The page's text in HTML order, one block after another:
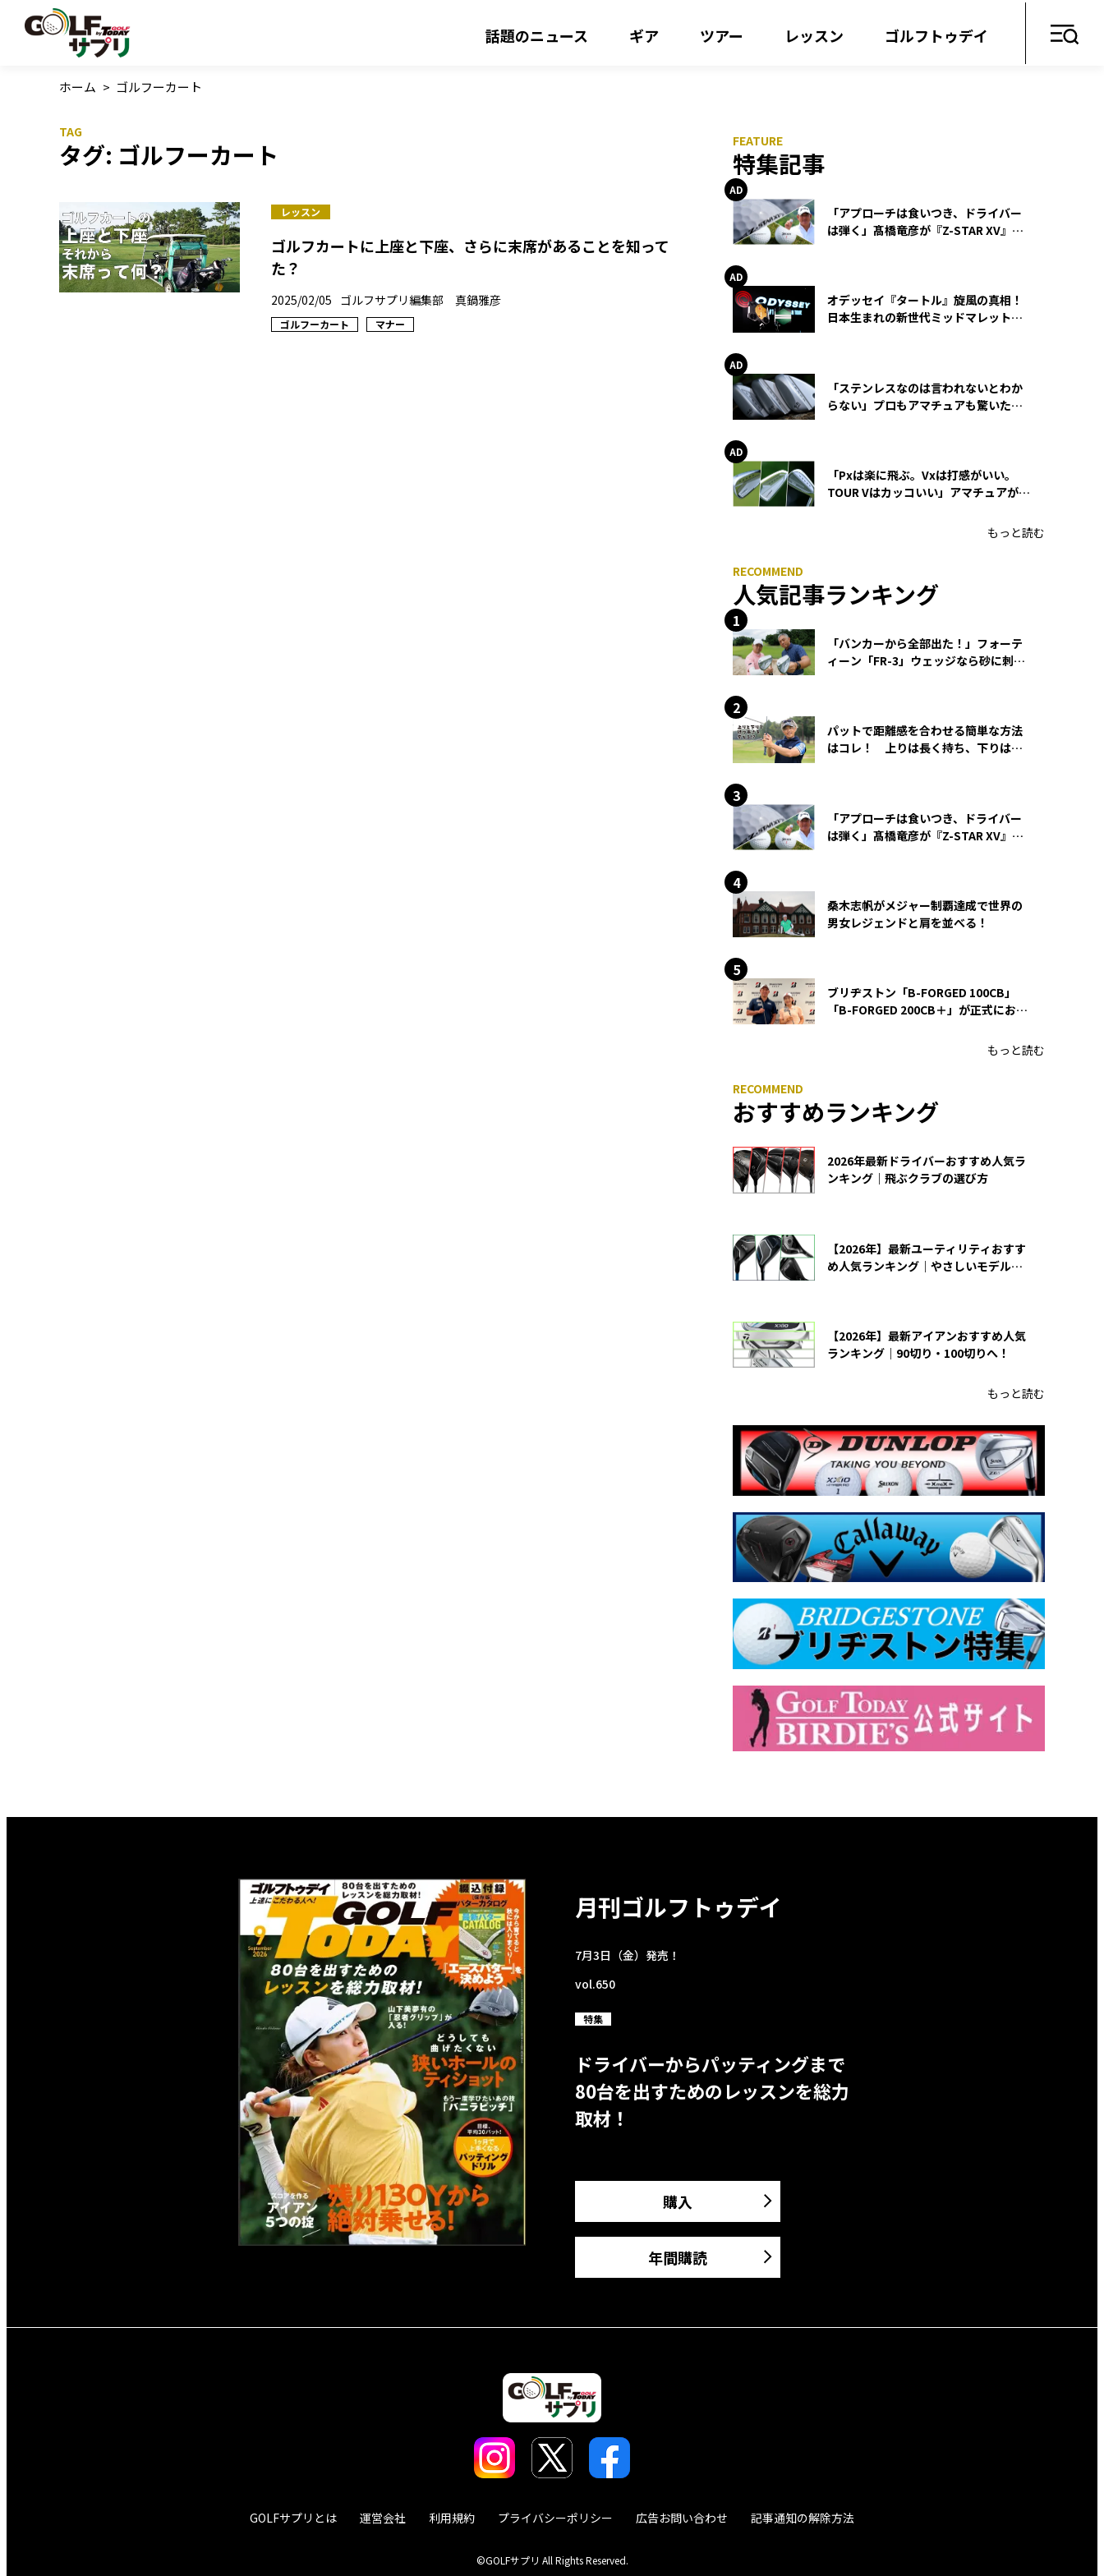
話題のニュース ギア ツアー レッスン ゴルフトゥデイ
ホーム > ゴルフーカート
タグ: ゴルフーカート
レッスン
ゴルフカートに上座と下座、さらに末席があることを知って
た？
2025/02/05 ゴルフサプリ編集部 真鍋雅彦
ゴルフーカート マナー
特集記事
「アプローチは食いつき、ドライバー
は弾く」髙橋竜彦が『Z-STAR XV』を
オデッセイ『タートル』旋風の真相！
日本生まれの新世代ミッドマレットが
「ステンレスなのは言われないとわか
らない」プロもアマチュアも驚いた
「Pxは楽に飛ぶ。Vxは打感がいい。
TOUR Vはカッコいい」アマチュアが選
もっと読む
人気記事ランキング
「バンカーから全部出た！」フォーテ
ィーン「FR-3」ウェッジなら砂に刺さ
パットで距離感を合わせる簡単な方法
はコレ！ 上りは長く持ち、下りは短
「アプローチは食いつき、ドライバー
は弾く」髙橋竜彦が『Z-STAR XV』を
桑木志帆がメジャー制覇達成で世界の
男女レジェンドと肩を並べる！
ブリヂストン「B-FORGED 100CB」
「B-FORGED 200CB＋」が正式にお披
もっと読む
おすすめランキング
2026年最新ドライバーおすすめ人気ラ
ンキング｜飛ぶクラブの選び方
【2026年】最新ユーティリティおすす
め人気ランキング｜やさしいモデルの
【2026年】最新アイアンおすすめ人気
ランキング｜90切り・100切りへ！
もっと読む
月刊ゴルフトゥデイ
7月3日（金）発売！
vol.650
特集
ドライバーからパッティングまで
80台を出すためのレッスンを総力
取材！
購入
年間購読
GOLFサプリとは 運営会社 利用規約 プライバシーポリシー 広告お問い合わせ 記事通知の解除方法
©GOLFサプリ All Rights Reserved.